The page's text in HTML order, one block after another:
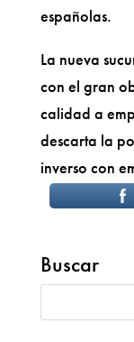
españolas.
La nueva
con el gran
calidad a
descarta la
inverso con
Buscar